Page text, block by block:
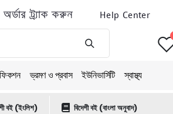
অর্ডার ট্র্যাক করুন Help Center
ফিকশন ভ্রমণ ও প্রবাস ইউনিভার্সিটি স্বাস্থ্য
বই (ইংলিশ) বিদেশী বই (বাংলা অনুবাদ)